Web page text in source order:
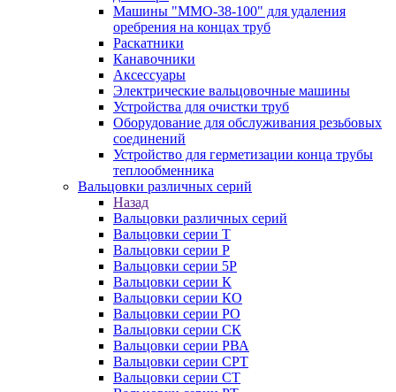
Машины "ММО-38-100" для удаления
оребрения на концах труб
Раскатники
Канавочники
Аксессуары
Электрические вальцовочные машины
Устройства для очистки труб
Оборудование для обслуживания резьбовых
соединений
Устройство для герметизации конца трубы
теплообменника
Вальцовки различных серий
Назад
Вальцовки различных серий
Вальцовки серии Т
Вальцовки серии Р
Вальцовки серии 5Р
Вальцовки серии К
Вальцовки серии КО
Вальцовки серии РО
Вальцовки серии СК
Вальцовки серии РВА
Вальцовки серии СРТ
Вальцовки серии СТ